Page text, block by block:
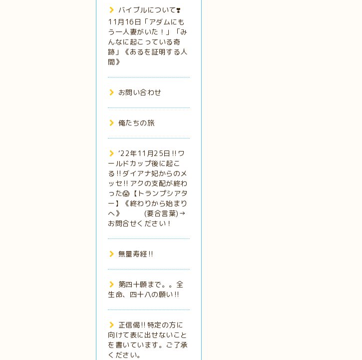
バイブルについて❣️
11月16日「アダムにも
う一人妻がいた！」「み
んなに起こっている奇
跡」《あるを証明する人
間》
お問い合わせ
俺たちの旅
‘22年11月25日‼️ワ
ールドカップ後に起こ
る‼️ダイアナ妃からのメ
ッセ‼️アクの支配が終わ
った😱【トランプシアタ
ー】《終わりから始まり
へ》 (要合言葉)→
お問合せください！
無量寿経‼️
第四十願まで。。全
生命、四十八の願い‼️
正信偈‼️特定の方に
向けて表に出せないこと
を書いています。ご了承
ください。